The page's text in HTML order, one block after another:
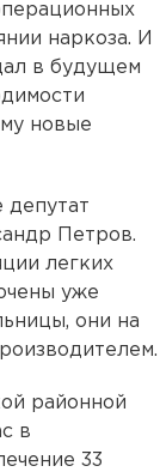
наркоза. И
в будущем
новые
депутат
Петров.
легких
уже
они на
районной
в
33